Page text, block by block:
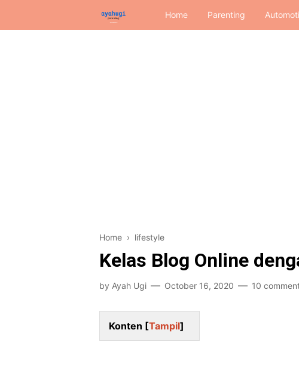
Home Parenting
Home › lifestyle
Kelas Blog Online
by Ayah Ugi October 16, 2020 10
Konten [Tampil]